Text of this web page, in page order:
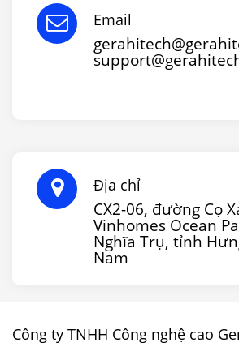
Email
Địa chỉ
CX2-06, đường Cọ
Vinhomes Ocean
Nghĩa Trụ, tỉnh
Nam
Công ty TNHH Công nghệ cao